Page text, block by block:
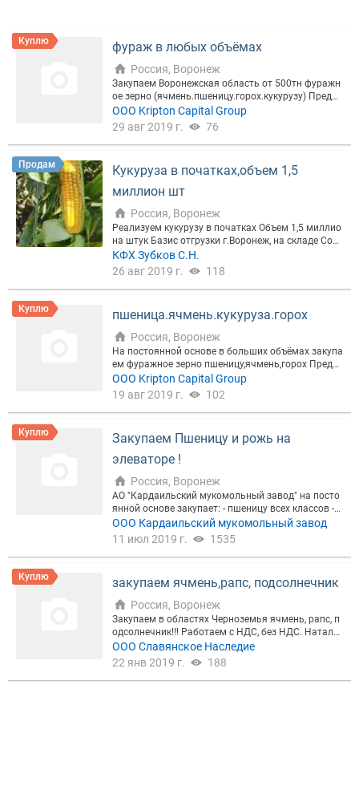
Куплю фураж в любых объёмах
Россия, Воронеж
Закупаем Воронежская область от 500тн фуражн
ое зерно (ячмень.пшеницу.горох.кукурузу) Предло
жение рассматриваются только с вашей ценой.
ООО Kripton Capital Group
29 авг 2019 г.
76
Продам
Кукуруза в початках,объем 1,5
миллион шт
Россия, Воронеж
Реализуем кукурузу в початках Объем 1,5 миллио
на штук Базис отгрузки г.Воронеж, на складе Сор
КФХ Зубков С.Н.
26 авг 2019 г.
118
Куплю пшеница.ячмень.кукуруза.горох
Россия, Воронеж
На постоянной основе в больших объёмах закупа
ем фуражное зерно пшеницу,ячмень,горох Предо
плата с/х производителям ,возможен самовывоз
ООО Kripton Capital Group
19 авг 2019 г.
102
Куплю
Закупаем Пшеницу и рожь на
элеваторе !
Россия, Воронеж
AО "Кардаильский мукомольный завод" на посто
янной основе закупает: - пшеницу всех классов -р
ожь продовольственную Самовывоз от 300 тн. Б
азис поставки: Воронежская область, Поворинск
асчет (с НДС/без НДС). Цена договорная. Звонит
ООО Кардаильский мукомольный завод
11 июл 2019 г.
1535
Куплю закупаем ячмень,рапс, подсолнечник
Россия, Воронеж
Закупаем в областях Черноземья ячмень, рапс, п
одсолнечник!!! Работаем с НДС, без НДС. Наталь
я 9(960)-10-63-220
ООО Славянское Наследие
22 янв 2019 г.
188